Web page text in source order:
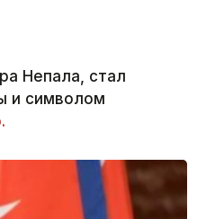
Непала, стал
и символом